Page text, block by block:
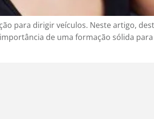
para dirigir veículos. Neste artigo,
de uma formação sólida